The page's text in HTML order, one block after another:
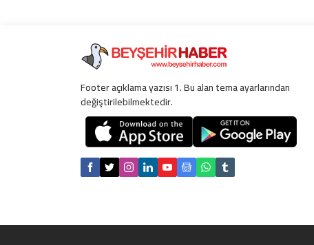
Footer açıklama yazısı 1. Bu alan tema ayarlarından
değiştirilebilmektedir.